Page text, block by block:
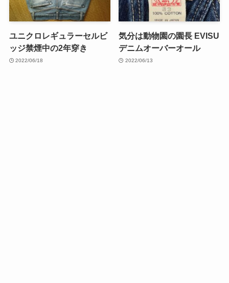
ユニクロレギュラーセルビ
ッジ禁煙中の2年穿き
2022/06/18
気分は動物園の園長 EVISU
デニムオーバーオール
2022/06/13